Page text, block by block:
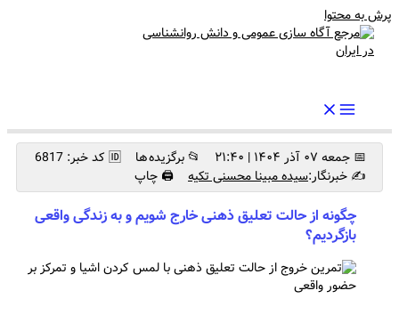
پرش به محتوا
📅 جمعه ۰۷ آذر ۱۴۰۴ | ۲۱:۴۰ 📂 برگزیده ها
🆔 کد خبر: 6817
✍️ خبرنگار:سیده مبینا محسنی تکیه 🖨 چاپ
چگونه از حالت تعلیق ذهنی خارج شویم و به زندگی واقعی
بازگردیم؟